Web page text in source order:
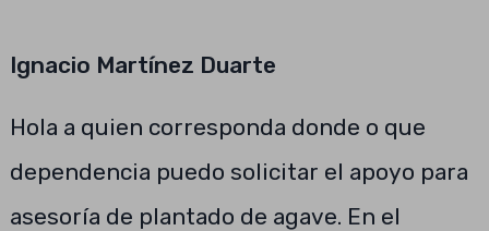
Ignacio Martínez Duarte
Hola a quien corresponda donde o que
dependencia puedo solicitar el apoyo para
asesoría de plantado de agave. En el